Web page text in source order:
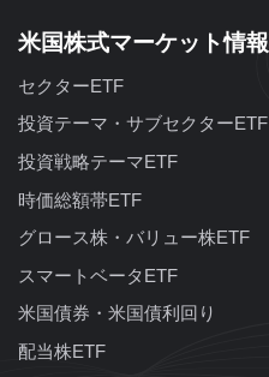
米国株式マーケット情報
セクターETF
投資テーマ・サブセクターETF
投資戦略テーマETF
時価総額帯ETF
グロース株・バリュー株ETF
スマートベータETF
米国債券・米国債利回り
配当株ETF